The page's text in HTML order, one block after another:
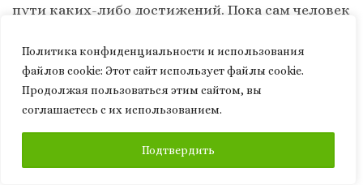
Политика конфиденциальности и использования
файлов сookie: Этот сайт использует файлы cookie.
Продолжая пользоваться этим сайтом, вы
соглашаетесь с их использованием.
Подтвердить
пути каких-либо достижений. Пока сам человек
серьёзной инвентаризации, он никогда не
научится что-то концептуализировать.
Особенно ужасающими в своей
неэффективности и абсурдности являются
полов в семье и близкими людьми. В их основе